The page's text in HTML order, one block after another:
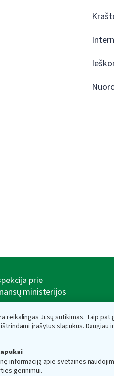
reikalingas Jūsų sutikimas. Taip pat
įrašytus slapukus. Daugiau
informaciją apie svetainės
gerinimui.
prie
ministerijos
Vilnius, Lietuva,
dėžutės adresas
kaupiami ir